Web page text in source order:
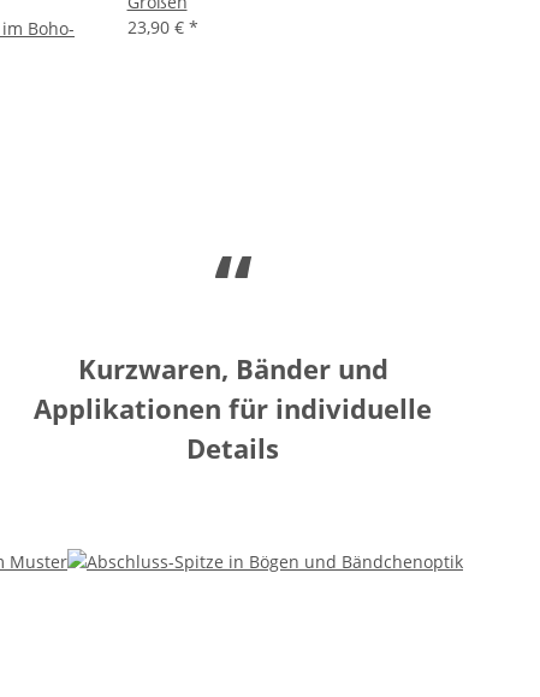
Boho-
23,90 € *
“
Kurzwaren, Bänder und
Applikationen für individuelle
Details